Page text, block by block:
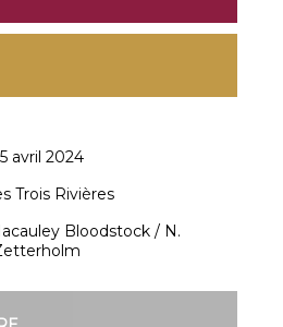
avril 2024
Trois Rivières
Bloodstock / N.